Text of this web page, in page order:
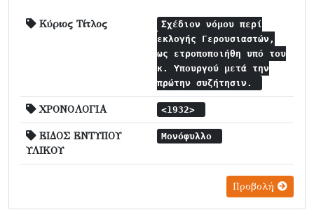
Κύριος Τίτλος
Σχέδιον νόμου περί
εκλογής Γερουσιαστών,
ως ετροποποιήθη υπό του
κ. Υπουργού μετά την
πρώτην συζήτησιν.
ΧΡΟΝΟΛΟΓΙΑ <1932>
ΕΙΔΟΣ ΕΝΤΥΠΟΥ
ΥΛΙΚΟΥ
Μονόφυλλο
Προβολή